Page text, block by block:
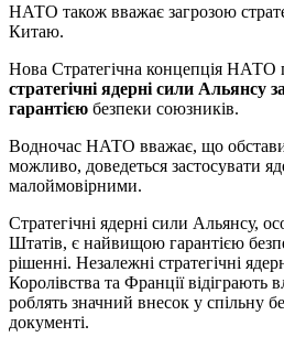
НАТО також вважає загрозою
Китаю.
Нова Стратегічна концепція НАТО
стратегічні ядерні сили
гарантією безпеки союзників.
Водночас НАТО вважає, що
можливо, доведеться застосувати
малоймовірними.
Стратегічні ядерні сили Альянсу,
Штатів, є найвищою гарантією
рішенні. Незалежні стратегічні
Королівства та Франції відіграють
роблять значний внесок у спільну
документі.